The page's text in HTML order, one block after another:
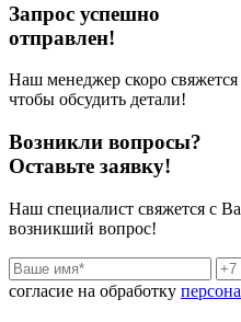
Запрос успешно
отправлен!
Наш менеджер скоро
чтобы обсудить детали!
Возникли вопросы?
Оставьте заявку!
Наш специалист свяжется с
возникший вопрос!
согласие на обработку